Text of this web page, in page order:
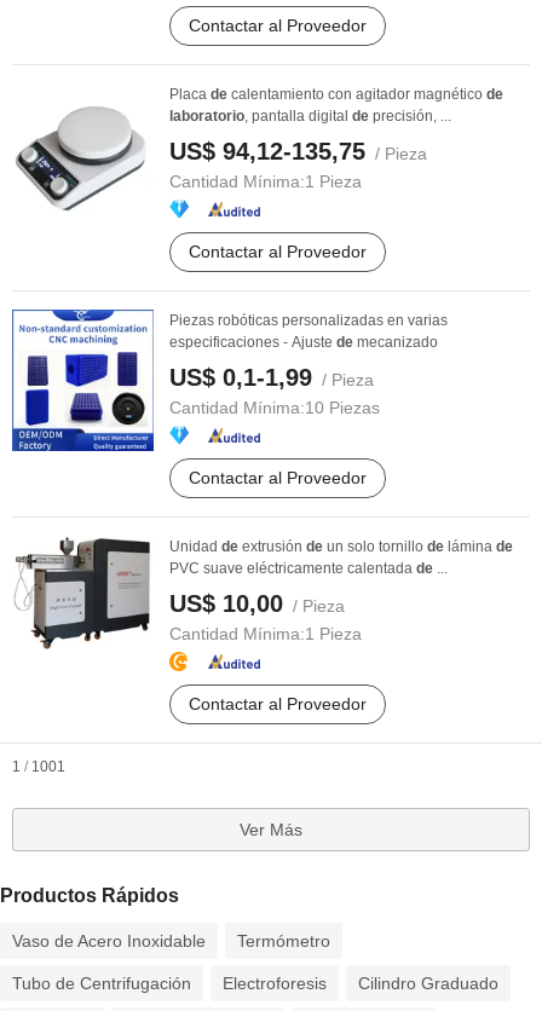
Contactar al Proveedor
Placa de calentamiento con agitador magnético de
laboratorio, pantalla digital de precisión, ...
US$ 94,12-135,75 / Pieza
Cantidad Mínima:1 Pieza
Contactar al Proveedor
Piezas robóticas personalizadas en varias
especificaciones - Ajuste de mecanizado
US$ 0,1-1,99 / Pieza
Cantidad Mínima:10 Piezas
Contactar al Proveedor
Unidad de extrusión de un solo tornillo de lámina de
PVC suave eléctricamente calentada de ...
US$ 10,00 / Pieza
Cantidad Mínima:1 Pieza
Contactar al Proveedor
1 / 1001
Ver Más
Productos Rápidos
Vaso de Acero Inoxidable Termómetro
Tubo de Centrifugación Electroforesis Cilindro Graduado